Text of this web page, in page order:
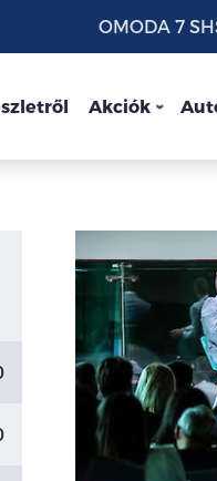
OMODA 7
Akciók